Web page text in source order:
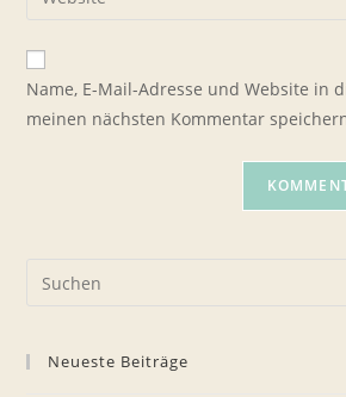
ein
zum
Kommentieren
ein
Website-
URL
Name, E-Mail-Adresse und Website in
meinen nächsten Kommentar
Neueste Beiträge